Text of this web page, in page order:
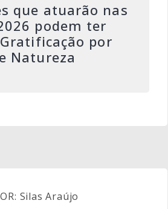
que atuarão nas
podem ter
por
Natureza
Silas Araújo